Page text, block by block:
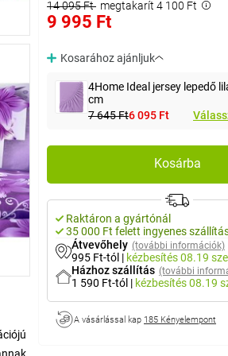
14 095 Ft megtakarít 4 100 Ft
9 995 Ft
Kosarához ajánljuk
4Home Ideal jersey lepedő
cm
7 645 Ft6 095 Ft
Kosárba
Raktáron a gyártónál
35 000 Ft felett ingyenes
Átvevőhely (további információk)
995 Ft-tól | kézbesítés08.19
Házhoz szállítás (további
1 590 Ft-tól | kézbesítés08.19
A vásárlással kap 185 Kényelempont